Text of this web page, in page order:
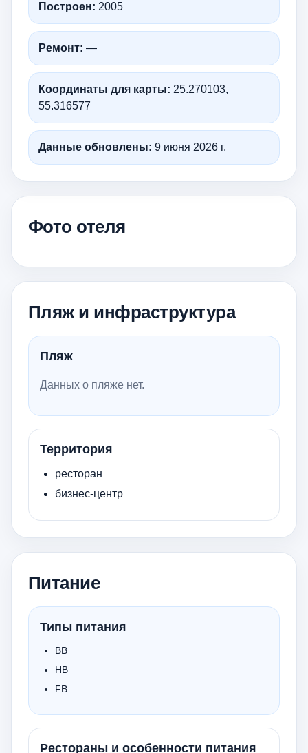
Построен: 2005
Ремонт: —
Координаты для карты: 25.270103,
55.316577
Данные обновлены: 9 июня 2026 г.
Фото отеля
Пляж и инфраструктура
Пляж
Данных о пляже нет.
Территория
ресторан
бизнес-центр
Питание
Типы питания
BB
HB
FB
Рестораны и особенности питания